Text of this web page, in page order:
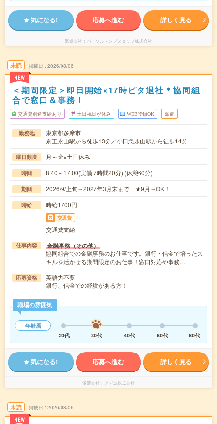
気になる! 応募へ進む 詳しく見る
派遣会社 パーソルテンプスタッフ株式会社
未読
NEW
掲載日 2026/08/06
＜期間限定＞即日開始×17時ピタ退社＊協同組
合で窓口＆事務！
交通費別途支給あり 土日祝日が休み WEB登録OK 派遣
勤務地
東京都多摩市
京王永山駅から徒歩13分／小田急永山駅から徒歩14分
曜日頻度 月～金※土日休み！
時間 8:40～17:00(実働:7時間20分) (休憩60分)
期間 2026/9/上旬～2027年3月末まで ★9月～OK！
時給 時給1700円
交通費
交通費支給
仕事内容 金融事務（その他）
協同組合での金融事務のお仕事です。銀行・信金で培ったス
キルを活かせる期間限定のお仕事！窓口対応や事務…
応募資格
英語力不要
銀行、信金での経験がある方！
職場の雰囲気
年齢層
20代
30代 40代 50代 60代
気になる! 応募へ進む 詳しく見る
派遣会社 アデコ株式会社
未読
NEW
掲載日 2026/08/06